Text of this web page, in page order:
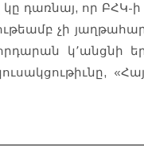
դառնայ, որ ԲՀԿ-ի
չի
կ՚անցնի